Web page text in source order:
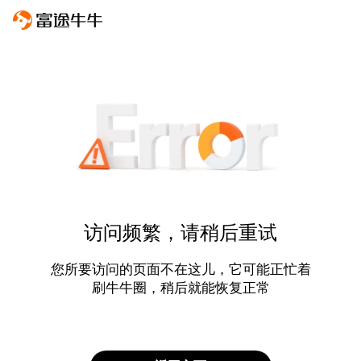
访问频繁，请稍后重试
您所要访问的页面不在这儿，它可能正忙着
刷牛牛圈，稍后就能恢复正常